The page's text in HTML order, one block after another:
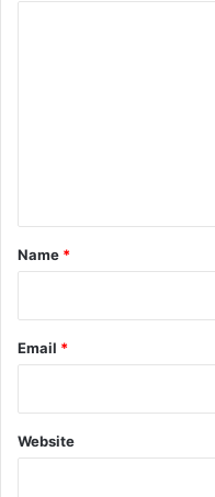
*
Name *
Email *
Website